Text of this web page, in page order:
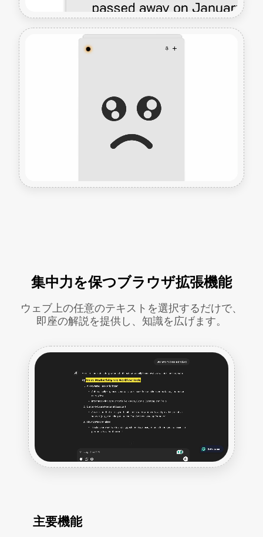
集中力を保つブラウザ拡張機能
ウェブ上の任意のテキストを選択するだけで、
即座の解説を提供し、知識を広げます。
主要機能